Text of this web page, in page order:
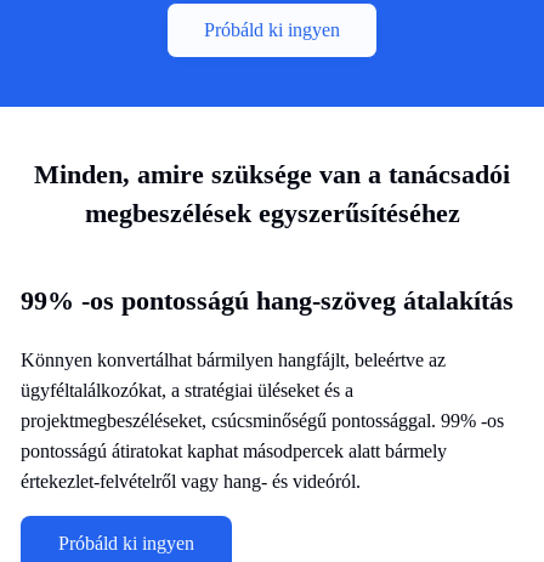
Próbáld ki ingyen
Minden, amire szüksége van a tanácsadói
megbeszélések egyszerűsítéséhez
99% -os pontosságú hang-szöveg átalakítás
Könnyen konvertálhat bármilyen hangfájlt, beleértve az
ügyféltalálkozókat, a stratégiai üléseket és a
projektmegbeszéléseket, csúcsminőségű pontossággal. 99% -os
pontosságú átiratokat kaphat másodpercek alatt bármely
értekezlet-felvételről vagy hang- és videóról.
Próbáld ki ingyen